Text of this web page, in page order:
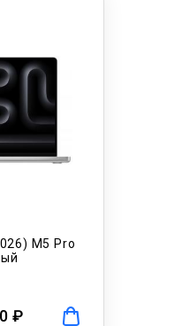
M5 Pro
₽